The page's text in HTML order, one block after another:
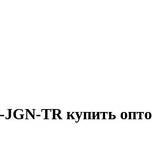
JGN-TR купить